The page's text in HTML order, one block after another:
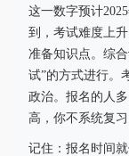
这一数字预计
到，考试难度上
准备知识点。综
试”的方式进行。
政治。报名的人
高，你不系统复
记住：报名时间